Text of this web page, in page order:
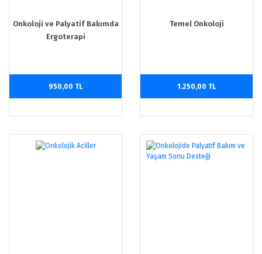
Onkoloji ve Palyatif Bakımda
Ergoterapi
950,00 TL
Temel Onkoloji
1.250,00 TL